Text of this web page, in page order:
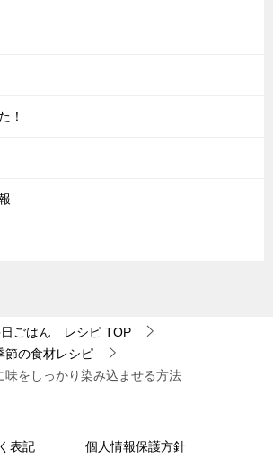
！
ごはん レシピ TOP
節の食材レシピ
味をしっかり染み込ませる方法
表記 個人情報保護方針